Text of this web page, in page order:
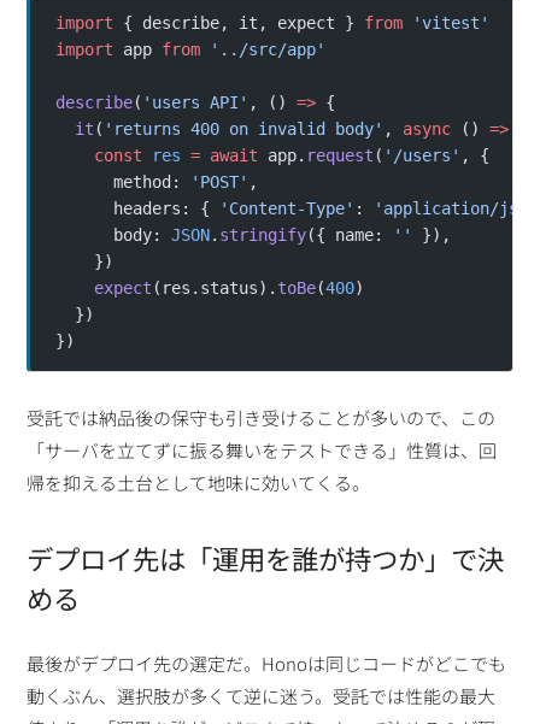
import { describe, it, expect } from 'vitest'
import app from '../src/app'
describe( 'users API' , () => {
  it
( 'returns 400 on invalid body' , async () =>
    const
res = await app. request ( '/users' , {
      method:
'POST' ,
      headers: {
'Content-Type' :
'application/
      body:
JSON. stringify({ name: ''
}),
    })
    expect
(res.status). toBe(400)
  })
})
受託では納品後の保守も引き受けることが多いので、この
「サーバを立てずに振る舞いをテストできる」性質は、回
帰を抑える土台として地味に効いてくる。
デプロイ先は「運用を誰が持つか」で決
める
最後がデプロイ先の選定だ。Honoは同じコードがどこでも
動くぶん、選択肢が多くて逆に迷う。受託では性能の最大